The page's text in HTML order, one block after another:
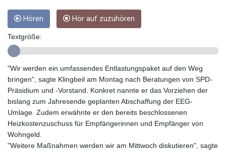
GNF 10137.703095
GTQ 8.808015
HKD 9.039024
HRK 7.533599
HTG 150.927975
HUF 365.333043
IDR 20624.533343
ILS 3.472762
IMP 0.856369
IQD 1512.239361
Hören Hör auf zuzuhören
Textgröße:
"Wir werden ein umfassendes Entlastungspaket auf den Weg
bringen", sagte Klingbeil am Montag nach Beratungen von SPD-
Präsidium und -Vorstand. Konkret nannte er das Vorziehen der
bislang zum Jahresende geplanten Abschaffung der EEG-
Umlage. Zudem erwähnte er den bereits beschlossenen
Heizkostenzuschuss für Empfängerinnen und Empfänger von
Wohngeld.
"Weitere Maßnahmen werden wir am Mittwoch diskutieren", sagte